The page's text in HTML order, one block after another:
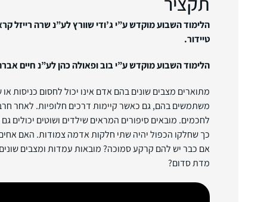
הלימוד השבוע מוקדש ע”י ג’ודי שוורץ לע”נ שרה רייזל
טיידור.
הלימוד השבוע מוקדש ע”י בוב ופאולה כהן לע”נ חיים
מתוארים מצבים שונים בהם אדם אינו יכול לחסום כניסות
משתמשים בהם, גם כאשר קיימות דרכים חלופיות. לאחר
לחכמים. מובאים סיפורים המראים שילדים ושוטים יכולים
כך שחלקו הכפול יהיה שתי חלקות אדמה צמודות. האם
אם כבר יש להם קרקע סמוכה? מובאות עמדות ומצבים
מדת סדום?